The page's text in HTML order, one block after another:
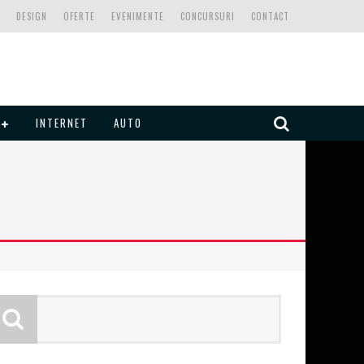
CONTACT
CONCURSURI
EVENIMENTE
OFERTE
DESIGN
INTERNET AUTO